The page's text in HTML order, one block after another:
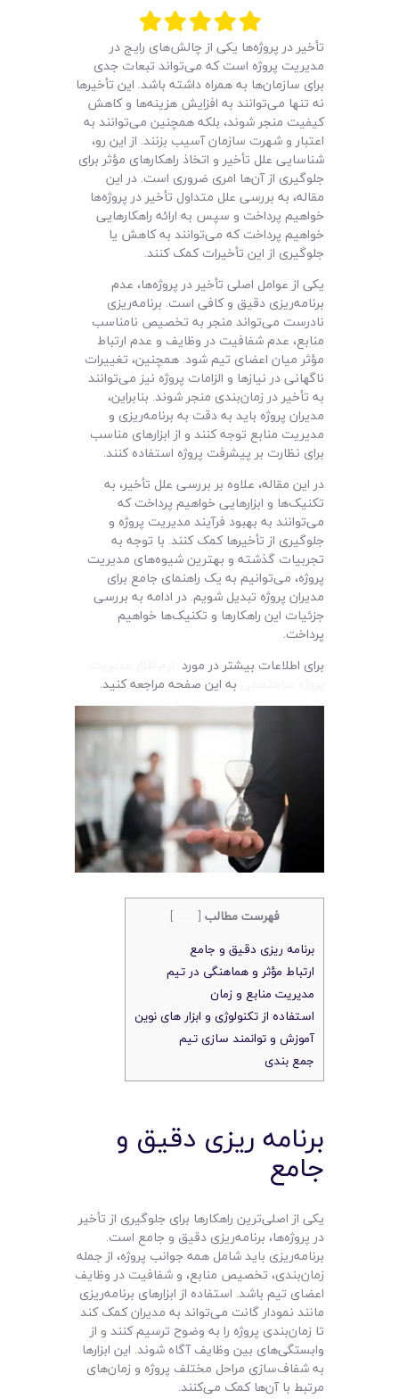
تأخیر در پروژه‌ها یکی از چالش‌های رایج در
مدیریت پروژه است که می‌تواند تبعات جدی
برای سازمان‌ها به همراه داشته باشد. این تأخیرها
نه تنها می‌توانند به افزایش هزینه‌ها و کاهش
کیفیت منجر شوند، بلکه همچنین می‌توانند به
اعتبار و شهرت سازمان آسیب بزنند. از این رو،
شناسایی علل تأخیر و اتخاذ راهکارهای مؤثر برای
جلوگیری از آن‌ها امری ضروری است. در این
مقاله، به بررسی علل متداول تأخیر در پروژه‌ها
خواهیم پرداخت و سپس به ارائه راهکارهایی
خواهیم پرداخت که می‌توانند به کاهش یا
جلوگیری از این تأخیرات کمک کنند.
یکی از عوامل اصلی تأخیر در پروژه‌ها، عدم
برنامه‌ریزی دقیق و کافی است. برنامه‌ریزی
نادرست می‌تواند منجر به تخصیص نامناسب
منابع، عدم شفافیت در وظایف و عدم ارتباط
مؤثر میان اعضای تیم شود. همچنین، تغییرات
ناگهانی در نیازها و الزامات پروژه نیز می‌توانند
به تأخیر در زمان‌بندی منجر شوند. بنابراین،
مدیران پروژه باید به دقت به برنامه‌ریزی و
مدیریت منابع توجه کنند و از ابزارهای مناسب
برای نظارت بر پیشرفت پروژه استفاده کنند.
در این مقاله، علاوه بر بررسی علل تأخیر، به
تکنیک‌ها و ابزارهایی خواهیم پرداخت که
می‌توانند به بهبود فرآیند مدیریت پروژه و
جلوگیری از تأخیرها کمک کنند. با توجه به
تجربیات گذشته و بهترین شیوه‌های مدیریت
پروژه، می‌توانیم به یک راهنمای جامع برای
مدیران پروژه تبدیل شویم. در ادامه به بررسی
جزئیات این راهکارها و تکنیک‌ها خواهیم
پرداخت.
برای اطلاعات بیشتر در مورد
به این صفحه مراجعه کنید.
فهرست مطالب [بستن]
برنامه‌ ریزی دقیق و جامع
ارتباط مؤثر و هماهنگی در تیم
مدیریت منابع و زمان
استفاده از تکنولوژی و ابزار های نوین
آموزش و توانمند سازی تیم
جمع‌ بندی
برنامه‌ ریزی دقیق و
جامع
یکی از اصلی‌ترین راهکارها برای جلوگیری از تأخیر
در پروژه‌ها، برنامه‌ریزی دقیق و جامع است.
برنامه‌ریزی باید شامل همه جوانب پروژه، از جمله
زمان‌بندی، تخصیص منابع، و شفافیت در وظایف
اعضای تیم باشد. استفاده از ابزارهای برنامه‌ریزی
مانند نمودار گانت می‌تواند به مدیران کمک کند
تا زمان‌بندی پروژه را به وضوح ترسیم کنند و از
وابستگی‌های بین وظایف آگاه شوند. این ابزارها
به شفاف‌سازی مراحل مختلف پروژه و زمان‌های
مرتبط با آن‌ها کمک می‌کنند.